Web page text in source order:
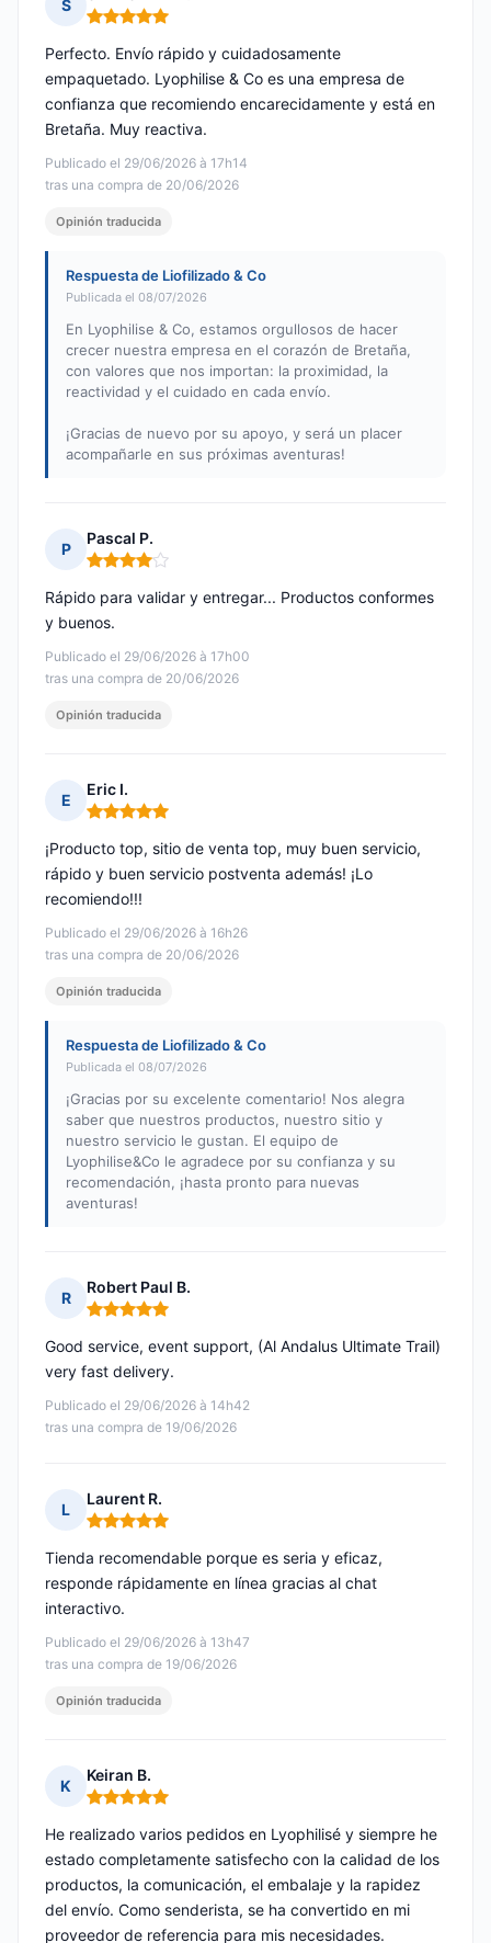
S
Nota: 5 de 5
Publicado el 29/06/2026 à 17h14
tras una compra de 20/06/2026
Perfecto. Envío rápido y cuidadosamente
empaquetado. Lyophilise & Co es una empresa de
confianza que recomiendo encarecidamente y está en
Bretaña. Muy reactiva.
Opinión traducida
Respuesta de Liofilizado & Co
Publicada el 08/07/2026
En Lyophilise & Co, estamos orgullosos de hacer
crecer nuestra empresa en el corazón de Bretaña,
con valores que nos importan: la proximidad, la
reactividad y el cuidado en cada envío.
¡Gracias de nuevo por su apoyo, y será un placer
acompañarle en sus próximas aventuras!
P
Pascal P.
Nota: 4 de 5
Publicado el 29/06/2026 à 17h00
tras una compra de 20/06/2026
Rápido para validar y entregar... Productos conformes
y buenos.
Opinión traducida
E
Eric I.
Nota: 5 de 5
Publicado el 29/06/2026 à 16h26
tras una compra de 20/06/2026
¡Producto top, sitio de venta top, muy buen servicio,
rápido y buen servicio postventa además! ¡Lo
recomiendo!!!
Opinión traducida
Respuesta de Liofilizado & Co
Publicada el 08/07/2026
¡Gracias por su excelente comentario! Nos alegra
saber que nuestros productos, nuestro sitio y
nuestro servicio le gustan. El equipo de
Lyophilise&Co le agradece por su confianza y su
recomendación, ¡hasta pronto para nuevas
aventuras!
R
Robert Paul B.
Nota: 5 de 5
Publicado el 29/06/2026 à 14h42
tras una compra de 19/06/2026
Good service, event support, (Al Andalus Ultimate Trail)
very fast delivery.
L
Laurent R.
Nota: 5 de 5
Publicado el 29/06/2026 à 13h47
tras una compra de 19/06/2026
Tienda recomendable porque es seria y eficaz,
responde rápidamente en línea gracias al chat
interactivo.
Opinión traducida
K
Keiran B.
Nota: 5 de 5
He realizado varios pedidos en Lyophilisé y siempre he
estado completamente satisfecho con la calidad de los
productos, la comunicación, el embalaje y la rapidez
del envío. Como senderista, se ha convertido en mi
proveedor de referencia para mis necesidades.